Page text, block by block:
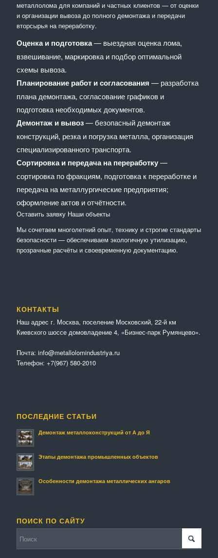
металлолома для компаний и частных клиентов — от оценки
и организации вывоза до полного демонтажа и передачи
вторсырья на переработку.
Оценка и подготовка— выездная оценка лома,
взвешивание, маркировка и подбор оптимальной
схемы вывоза.
Планирование работ и согласования — разработка
плана демонтажа, согласование графиков и
подготовка необходимых документов.
Демонтаж и вывоз— безопасный демонтаж
конструкций, резка и погрузка металла, организация
специализированного транспорта.
Сортировка и передача на переработку—
сортировка по фракциям, подготовка к переработке и
передача на металлургические предприятия;
оформление актов и отчётности.
Оставить заявку Наши объекты
Мы сочетaем многолетний опыт, технику и строгие стандарты
безопасности — обеспечиваем экологичную утилизацию,
прозрачные расчёты и своевременную документацию.
КОНТАКТЫ
Наш адрес г. Москва, поселение Московский, 22-й км
Киевского шоссе домовладение 4, «Бизнес-парк Румянцево».
Почта: info@metallolomindustriya.ru
Телефон: +7(967) 580-2010
ПОСЛЕДНИЕ СТАТЬИ
Демонтаж металлоконструкций от А до Я
Этапы демонтажа промышленных объектов
Особенности демонтажа металлических ангаров
ПОИСК ПО САЙТУ